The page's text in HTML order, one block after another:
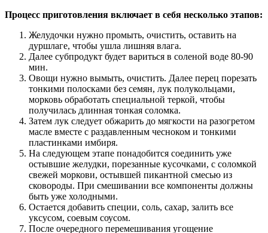
Процесс приготовления включает в себя несколько этапов:
Желудочки нужно промыть, очистить, оставить на
дуршлаге, чтобы ушла лишняя влага.
Далее субпродукт будет вариться в соленой воде 80-90
мин.
Овощи нужно вымыть, очистить. Далее перец порезать
тонкими полосками без семян, лук полукольцами,
морковь обработать специальной теркой, чтобы
получилась длинная тонкая соломка.
Затем лук следует обжарить до мягкости на разогретом
масле вместе с раздавленным чесноком и тонкими
пластинками имбиря.
На следующем этапе понадобится соединить уже
остывшие желудки, порезанные кусочками, с соломкой
свежей моркови, остывшей пикантной смесью из
сковороды. При смешивании все компоненты должны
быть уже холодными.
Остается добавить специи, соль, сахар, залить все
уксусом, соевым соусом.
После очередного перемешивания угощение